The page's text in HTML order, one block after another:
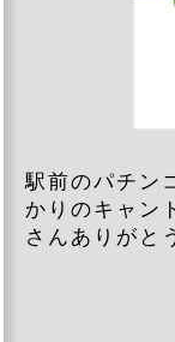
駅前のパチン
かりのキャン
さんありがと